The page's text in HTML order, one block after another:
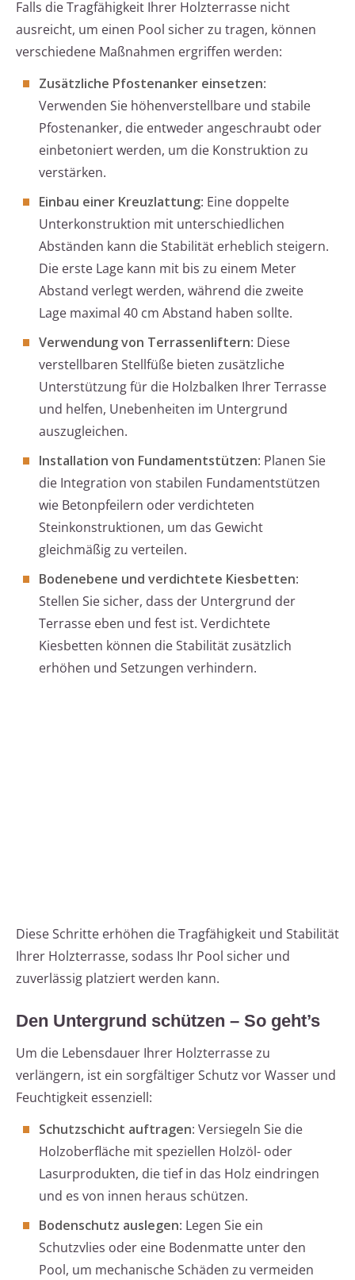
Falls die Tragfähigkeit Ihrer Holzterrasse nicht
ausreicht, um einen Pool sicher zu tragen, können
verschiedene Maßnahmen ergriffen werden:
Zusätzliche Pfostenanker einsetzen:
Verwenden Sie höhenverstellbare und stabile
Pfostenanker, die entweder angeschraubt oder
einbetoniert werden, um die Konstruktion zu
verstärken.
Einbau einer Kreuzlattung: Eine doppelte
Unterkonstruktion mit unterschiedlichen
Abständen kann die Stabilität erheblich steigern.
Die erste Lage kann mit bis zu einem Meter
Abstand verlegt werden, während die zweite
Lage maximal 40 cm Abstand haben sollte.
Verwendung von Terrassenliftern: Diese
verstellbaren Stellfüße bieten zusätzliche
Unterstützung für die Holzbalken Ihrer Terrasse
und helfen, Unebenheiten im Untergrund
auszugleichen.
Installation von Fundamentstützen: Planen Sie
die Integration von stabilen Fundamentstützen
wie Betonpfeilern oder verdichteten
Steinkonstruktionen, um das Gewicht
gleichmäßig zu verteilen.
Bodenebene und verdichtete Kiesbetten:
Stellen Sie sicher, dass der Untergrund der
Terrasse eben und fest ist. Verdichtete
Kiesbetten können die Stabilität zusätzlich
erhöhen und Setzungen verhindern.
Diese Schritte erhöhen die Tragfähigkeit und Stabilität
Ihrer Holzterrasse, sodass Ihr Pool sicher und
zuverlässig platziert werden kann.
Den Untergrund schützen – So geht’s
Um die Lebensdauer Ihrer Holzterrasse zu
verlängern, ist ein sorgfältiger Schutz vor Wasser und
Feuchtigkeit essenziell:
Schutzschicht auftragen: Versiegeln Sie die
Holzoberfläche mit speziellen Holzöl- oder
Lasurprodukten, die tief in das Holz eindringen
und es von innen heraus schützen.
Bodenschutz auslegen: Legen Sie ein
Schutzvlies oder eine Bodenmatte unter den
Pool, um mechanische Schäden zu vermeiden